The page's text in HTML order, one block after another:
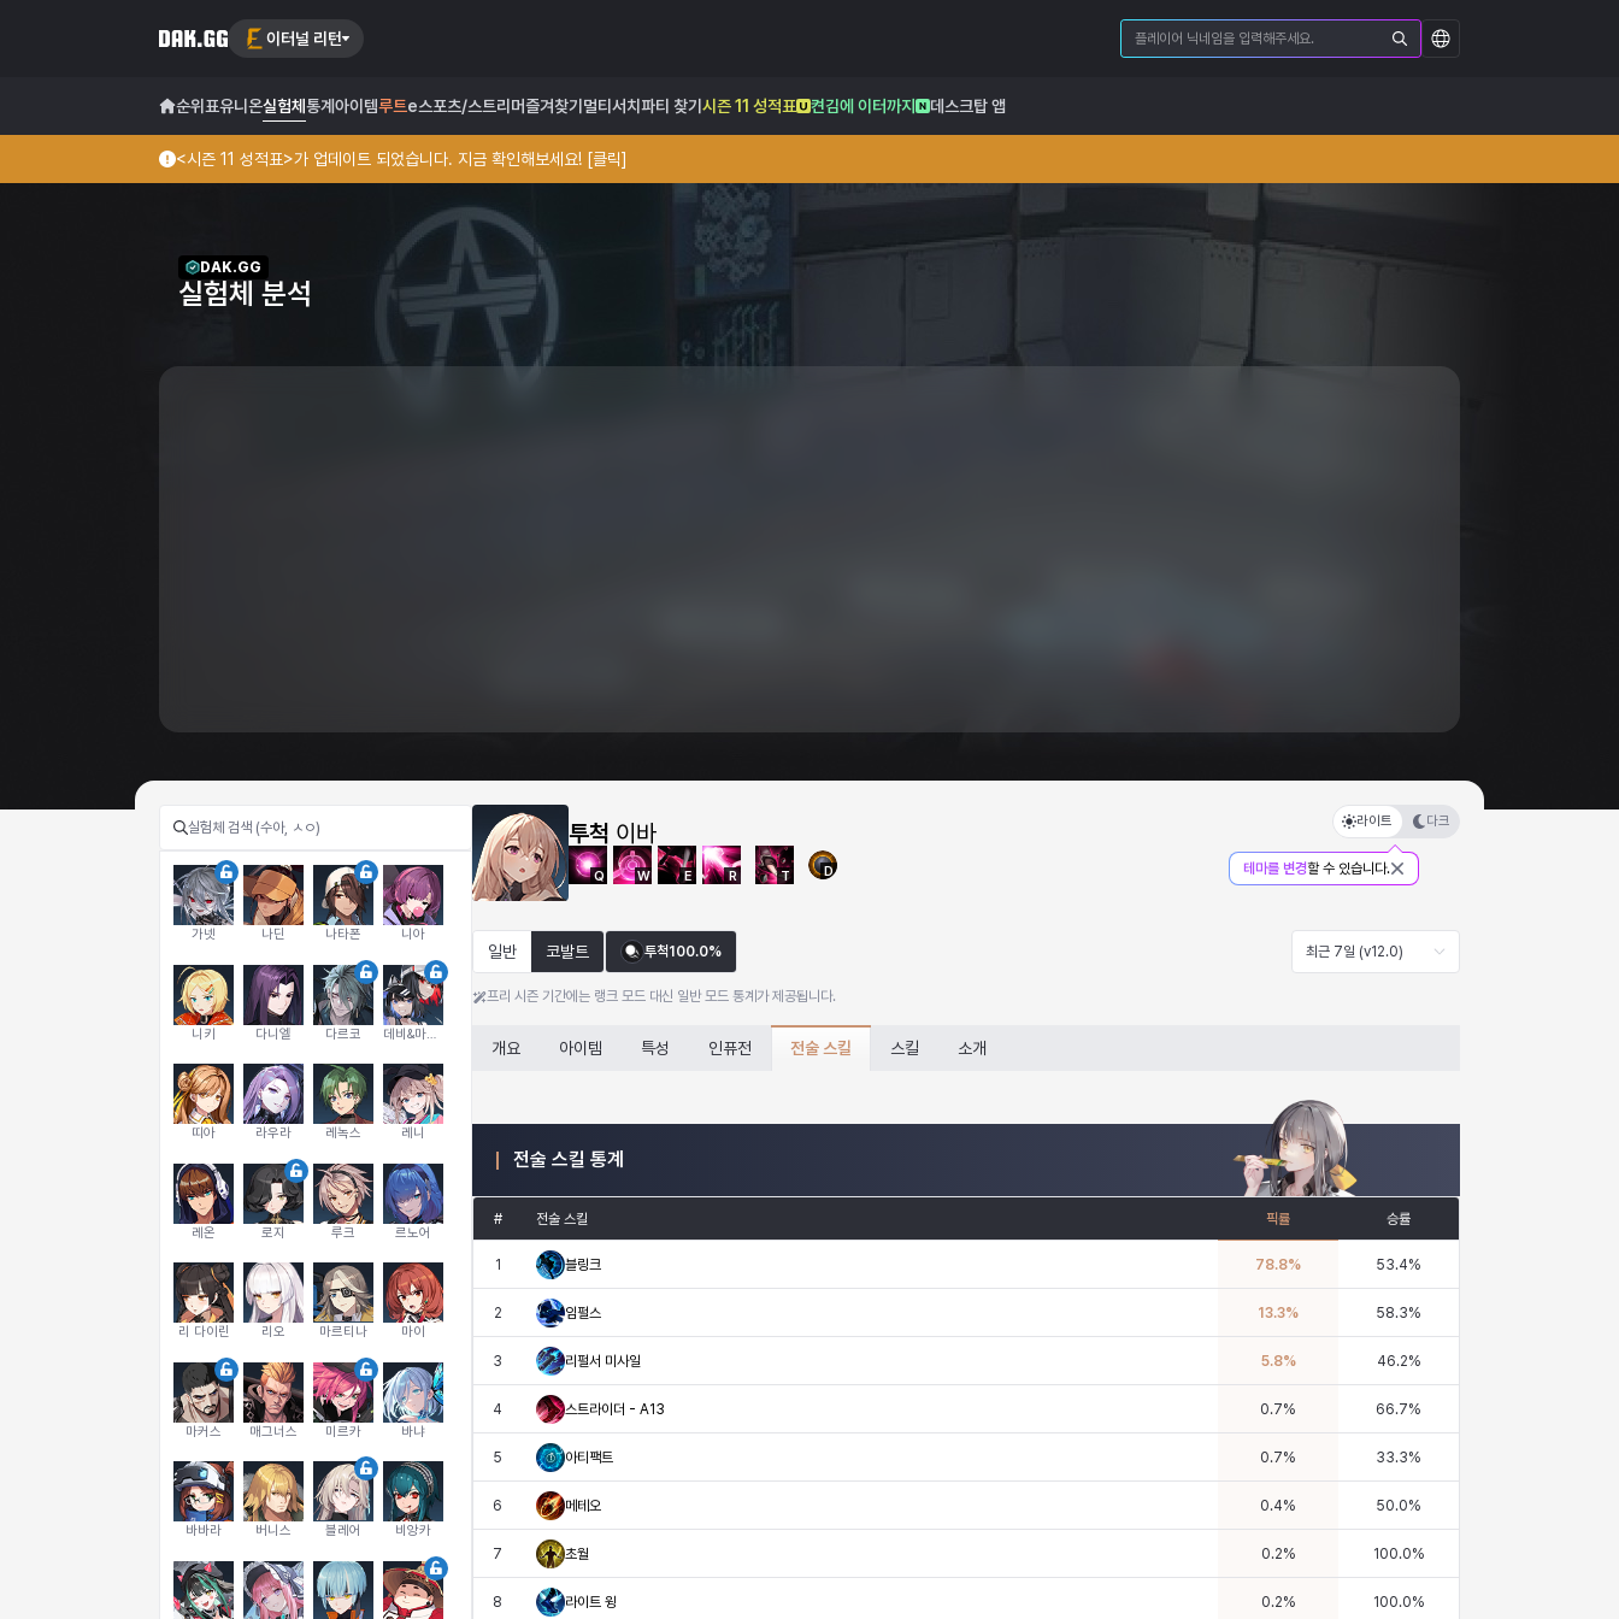
이터널 리턴
순위표유니온실험체 통계 아이템루트e스포츠/스트리머즐겨찾기 멀티서치 파티 찾기 시즌 11 성적표 켠김에 이터까지 데스크탑 앱
<시즌 11 성적표>가 업데이트 되었습니다. 지금 확인해보세요! [클릭]
DAK.GG
실험체 분석
가넷 나딘 나타폰 니아
니키 다니엘 다르코
띠아 라우라 레녹스 레니
레온 로지 루크 르노어
리 다이린 리오 마르티나 마이
마커스 매그너스 미르카 바냐
바바라 버니스 블레어 비앙카
투척 이바
Q W E R T D
라이트 다크
테마를 변경할 수 있습니다.
일반 코발트 투척100.0% 최근 7일 (v12.0)
프리 시즌 기간에는 랭크 모드 대신 일반 모드 통계가 제공됩니다.
개요 아이템 특성 인퓨전 전술 스킬 스킬 소개
전술 스킬 통계
# 전술 스킬 픽률 승률
1 블링크 78.8% 53.4%
2 임펄스 13.3% 58.3%
3 리펄서 미사일 5.8% 46.2%
4 스트라이더 - A13 0.7% 66.7%
5 아티팩트 0.7% 33.3%
6 메테오 0.4% 50.0%
7 초월 0.2% 100.0%
8 라이트 윙 0.2% 100.0%